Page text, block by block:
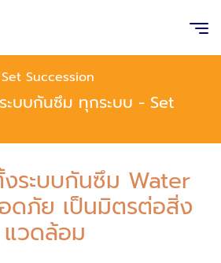
Succession
บบกันซึม ทุกระบบ - Set
ระบบกันซึม Water
ดภัย เป็นมิตรต่อสิ่ง
แวดล้อม